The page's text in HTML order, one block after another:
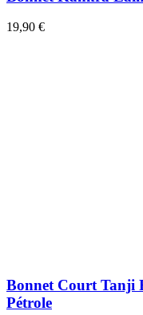
19,90 €
Bonnet Court Tanji
Pétrole